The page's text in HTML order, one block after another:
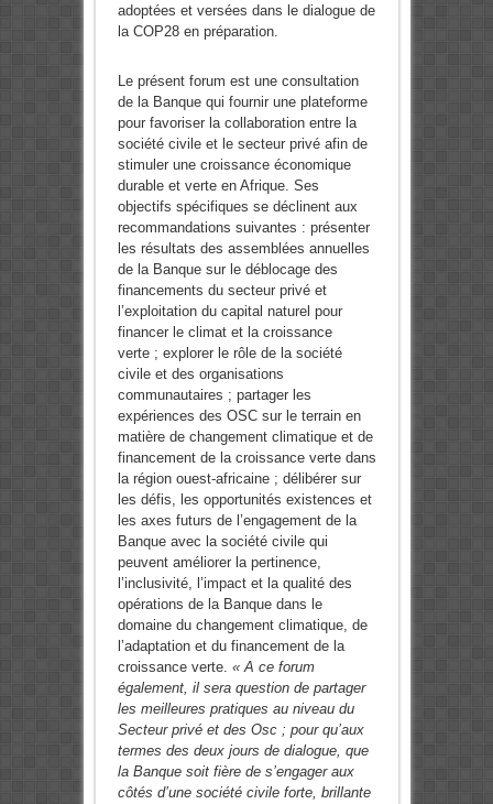
adoptées et versées dans le dialogue de
la COP28 en préparation.
Le présent forum est une consultation
de la Banque qui fournir une plateforme
pour favoriser la collaboration entre la
société civile et le secteur privé afin de
stimuler une croissance économique
durable et verte en Afrique. Ses
objectifs spécifiques se déclinent aux
recommandations suivantes : présenter
les résultats des assemblées annuelles
de la Banque sur le déblocage des
financements du secteur privé et
l’exploitation du capital naturel pour
financer le climat et la croissance
verte ; explorer le rôle de la société
civile et des organisations
communautaires ; partager les
expériences des OSC sur le terrain en
matière de changement climatique et de
financement de la croissance verte dans
la région ouest-africaine ; délibérer sur
les défis, les opportunités existences et
les axes futurs de l’engagement de la
Banque avec la société civile qui
peuvent améliorer la pertinence,
l’inclusivité, l’impact et la qualité des
opérations de la Banque dans le
domaine du changement climatique, de
l’adaptation et du financement de la
croissance verte. « A ce forum
également, il sera question de partager
les meilleures pratiques au niveau du
Secteur privé et des Osc ; pour qu’aux
termes des deux jours de dialogue, que
la Banque soit fière de s’engager aux
côtés d’une société civile forte, brillante